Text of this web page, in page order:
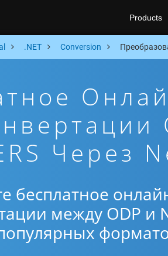
Products
.NET Conversion
Через
бесплатное
между ODP и